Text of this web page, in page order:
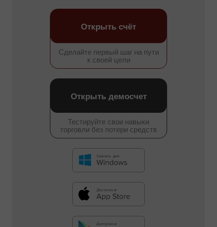
Сделайте первый шаг на пути
к своей цели
Открыть счёт
Тестируйте свои навыки
торговли без потери средств
Открыть демосчет